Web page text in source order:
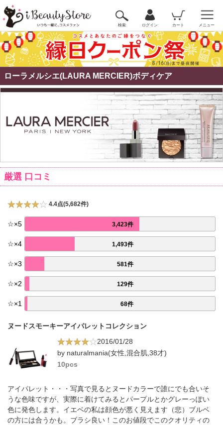
検索 ログイン カート メニュー
ローラメルシエ(LAURA MERCIER)ボディケア
厳選 口コミ
4.4点(5,682件)
☆×5 3,423件
☆×4 1,493件
☆×3 581件
☆×2 129件
☆×1 68件
ヌードスモーキーアイパレットコレクション
2016/01/28
by naturalmania(女性,混合肌,38才)
10pcs
アイパレット・・・写真で見るとヌードカラーで誰にでも合いそ
うな色味ですが、実際に着けてみるとパープルとかグレーっぽい
色に発色します。イエベの私は顔色が悪く見えます（悲）ブルベ
の方には合うかも。ブラシ良い！このお値段でこのクオリティの